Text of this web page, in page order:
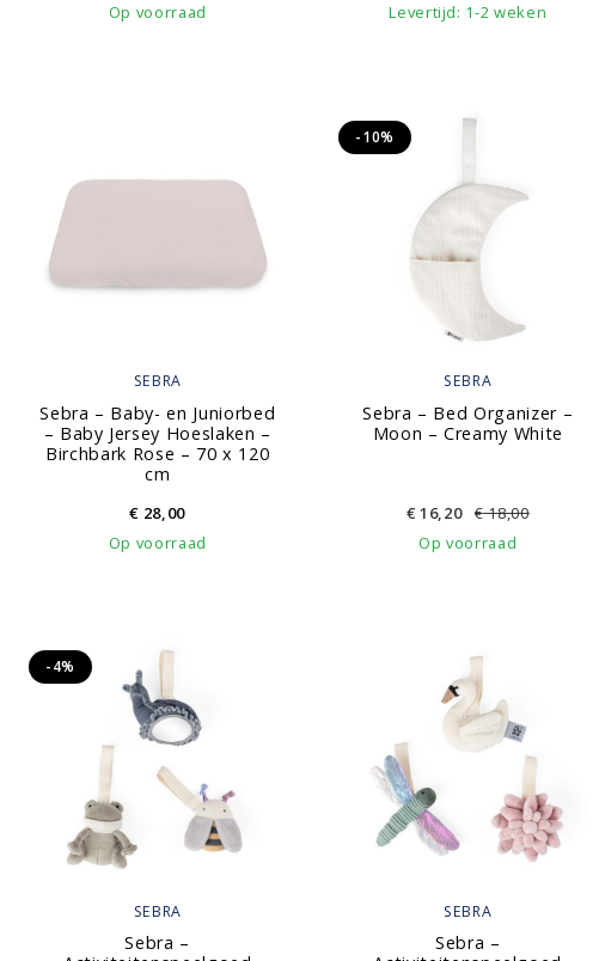
Op voorraad
Levertijd: 1-2 weken
SEBRA
Sebra – Baby- en Juniorbed
– Baby Jersey Hoeslaken –
Birchbark Rose – 70 x 120
cm
€ 28,00
Op voorraad
SEBRA
Sebra – Bed Organizer –
Moon – Creamy White
€ 16,20 €18,00
-10%
Op voorraad
SEBRA
Sebra –
-4%
SEBRA
Sebra –